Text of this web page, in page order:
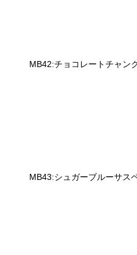
MB42:チョコレートチャン
MB43:シュガーブルーサス